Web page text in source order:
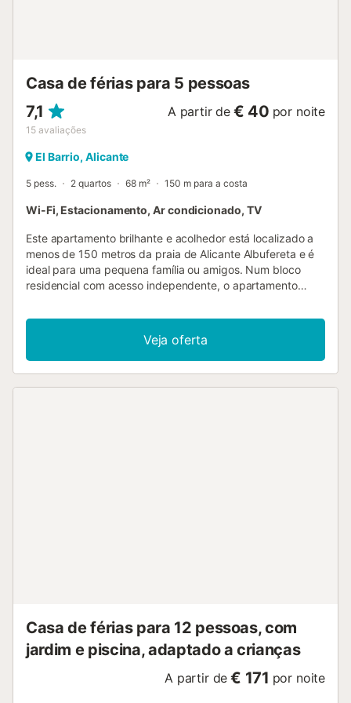
rápido de 40 minutos....
Casa de férias para 5 pessoas
7,1
15 avaliações
A partir de € 40 por noite
El Barrio, Alicante
5 pess. 2 quartos 68 m² 150 m para a costa
Wi-Fi, Estacionamento, Ar condicionado, TV
Este apartamento brilhante e acolhedor está localizado a
menos de 150 metros da praia de Alicante Albufereta e é
ideal para uma pequena família ou amigos. Num bloco
residencial com acesso independente, o apartamento
quartos, um com cama de casal e outro com três camas
individuais, ideal para crianças, uma casa de banho, uma
espaçosa sala de estar e um terraço coberto, perfeito para
o pequeno-almoço com os primeiros raios de sol. O
Veja oferta
Casa de férias para 12 pessoas, com
jardim e piscina, adaptado a crianças
A partir de € 171 por noite